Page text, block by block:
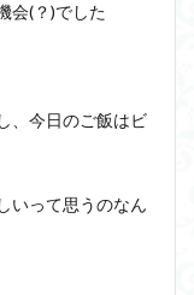
会(？)でした
、今日のご飯はビ
いって思うのなん